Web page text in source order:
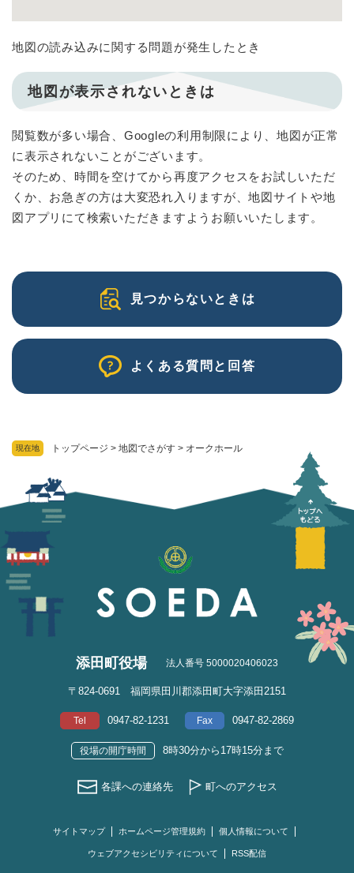
現在地 トップページ > 地図でさがす > オークホール
地図の読み込みに関する問題が発生したとき
地図が表示されないときは
閲覧数が多い場合、Googleの利用制限により、地図が正常
に表示されないことがございます。
そのため、時間を空けてから再度アクセスをお試しいただ
くか、お急ぎの方は大変恐れ入りますが、地図サイトや地
図アプリにて検索いただきますようお願いいたします。
見つからないときは
よくある質問と回答
添田町役場 法人番号 5000020406023
〒824-0691 福岡県田川郡添田町大字添田2151
Tel 0947-82-1231 Fax 0947-82-2869
役場の開庁時間 8時30分から17時15分まで
各課への連絡先 町へのアクセス
サイトマップ ホームページ管理規約 個人情報について
ウェブアクセシビリティについて RSS配信